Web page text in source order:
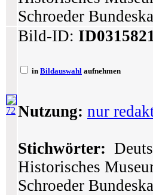
Schroeder
72
Bild-ID:
in Bildauswahl aufnehmen
Nutzung: nur
Stichwörter:
Historisches
Schroeder